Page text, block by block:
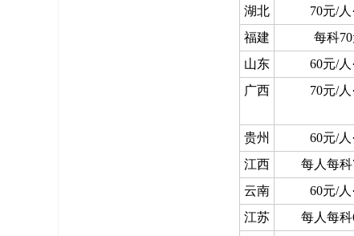
湖北
70元/人
福建
每科
山东
60元/人
广西
70元/人
贵州
60元/人
江西
每人每科
云南
60元/人
江苏
每人每科